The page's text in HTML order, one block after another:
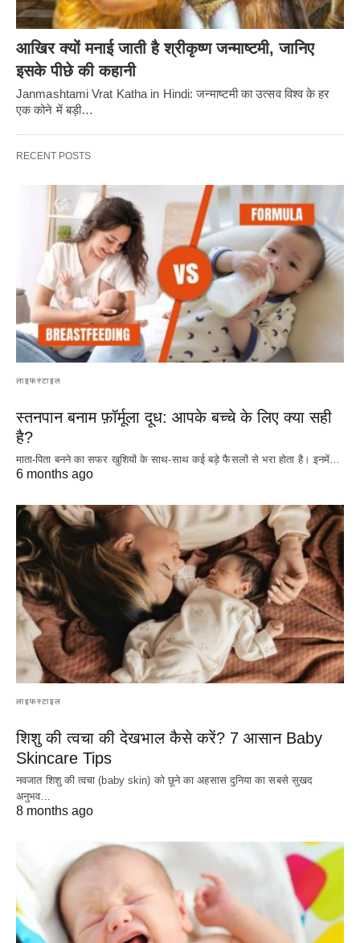
आखिर क्यों मनाई जाती है श्रीकृष्ण जन्माष्टमी, जानिए
इसके पीछे की कहानी
Janmashtami Vrat Katha in Hindi: जन्माष्टमी का उत्सव विश्व के हर
एक कोने में बड़ी…
RECENT POSTS
लाइफस्टाइल
स्तनपान बनाम फ़ॉर्मूला दूध: आपके बच्चे के लिए क्या सही
है?
माता-पिता बनने का सफर खुशियों के साथ-साथ कई बड़े फैसलों से भरा होता है। इनमें…
6 months ago
लाइफस्टाइल
शिशु की त्वचा की देखभाल कैसे करें? 7 आसान Baby
Skincare Tips
नवजात शिशु की त्वचा (baby skin) को छूने का अहसास दुनिया का सबसे सुखद
अनुभव…
8 months ago